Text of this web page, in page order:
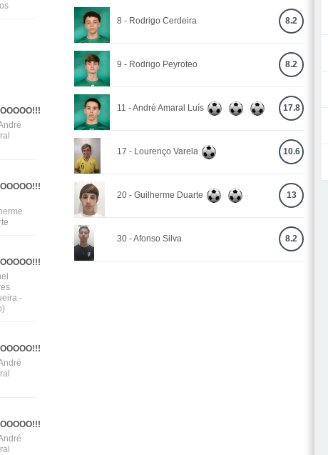
-
8 - Rodrigo Cerdeira 8.2
9 - Rodrigo Peyroteo 8.2
11 - André Amaral Luís 17.8
17 - Lourenço Varela 10.6
20 - Guilherme Duarte 13
30 - Afonso Silva 8.2